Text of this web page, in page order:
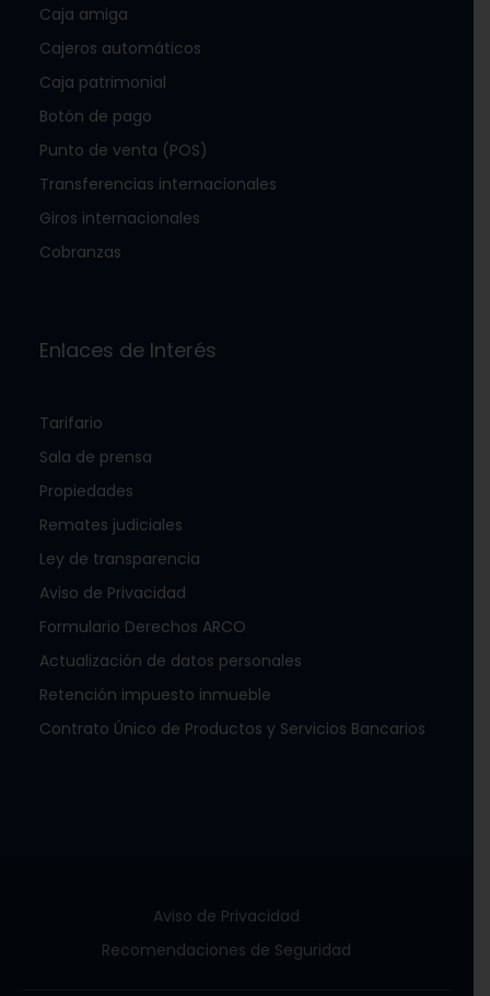
Caja amiga
Cajeros automáticos
Caja patrimonial
Botón de pago
Punto de venta (POS)
Transferencias internacionales
Giros internacionales
Cobranzas
Enlaces de Interés
Tarifario
Sala de prensa
Propiedades
Remates judiciales
Ley de transparencia
Aviso de Privacidad
Formulario Derechos ARCO
Actualización de datos personales
Retención impuesto inmueble
Contrato Único de Productos y Servicios Bancarios
Aviso de Privacidad
Recomendaciones de Seguridad